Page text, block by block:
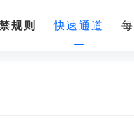
规则 快速通道